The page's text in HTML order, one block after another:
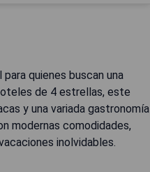
quienes buscan una
de 4 estrellas, este
y una variada gastronomía
modernas comodidades,
inolvidables.